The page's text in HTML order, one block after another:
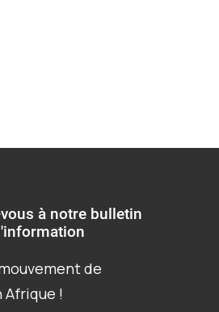
à notre bulletin
de
Afrique !